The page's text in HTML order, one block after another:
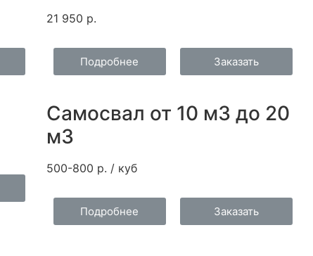
21 950 р.
Подробнее Заказать
Самосвал от 10 м3 до 20
м3
500-800 р. / куб
Подробнее Заказать